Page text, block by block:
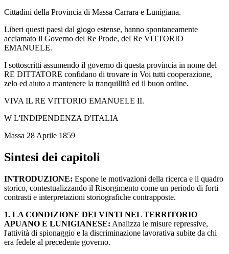
Cittadini della Provincia di Massa Carrara e Lunigiana.
Liberi questi paesi dal giogo estense, hanno spontaneamente
acclamato il Governo del Re Prode, del Re VITTORIO
EMANUELE.
I sottoscritti assumendo il governo di questa provincia in nome del
RE DITTATORE confidano di trovare in Voi tutti cooperazione,
zelo ed aiuto a mantenere la tranquillità ed il buon ordine.
VIVA IL RE VITTORIO EMANUELE II.
W L'INDIPENDENZA D'ITALIA
Massa 28 Aprile 1859
Sintesi dei capitoli
INTRODUZIONE: Espone le motivazioni della ricerca e il quadro
storico, contestualizzando il Risorgimento come un periodo di forti
contrasti e interpretazioni storiografiche contrapposte.
1. LA CONDIZIONE DEI VINTI NEL TERRITORIO
APUANO E LUNIGIANESE: Analizza le misure repressive,
l'attività di spionaggio e la discriminazione lavorativa subite da chi
era fedele al precedente governo.